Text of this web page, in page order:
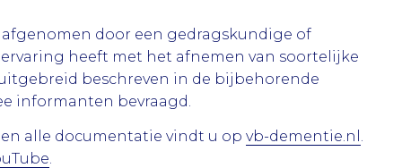
door een gedragskundige of
heeft met het afnemen van soortelijke
beschreven in de bijbehorende
informanten bevraagd.
alle documentatie vindt u opvb-dementie.nl .
.